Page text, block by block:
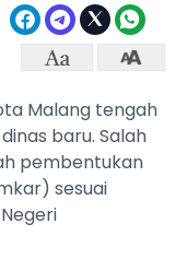
Malang tengah
baru. Salah
pembentukan
sesuai